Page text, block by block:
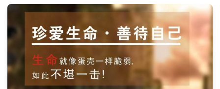
论坛搜索